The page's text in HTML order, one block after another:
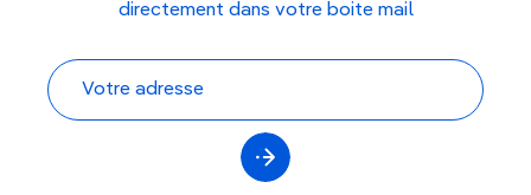
directement dans votre boite mail